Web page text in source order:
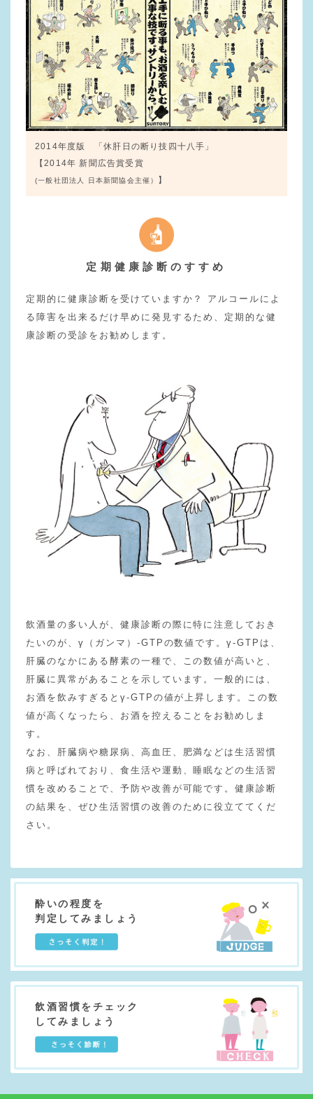
2014年度版 「休肝日の断り技四十八手」
【2014年 新聞広告賞受賞
(一般社団法人 日本新聞協会主催） 】
定期健康診断のすすめ
定期的に健康診断を受けていますか？ アルコールによ
る障害を出来るだけ早めに発見するため、定期的な健
康診断の受診をお勧めします。
飲酒量の多い人が、健康診断の際に特に注意しておき
たいのが、γ（ガンマ）-GTPの数値です。γ-GTPは、
肝臓のなかにある酵素の一種で、この数値が高いと、
肝臓に異常があることを示しています。一般的には、
お酒を飲みすぎるとγ-GTPの値が上昇します。この数
値が高くなったら、お酒を控えることをお勧めしま
す。
なお、肝臓病や糖尿病、高血圧、肥満などは生活習慣
病と呼ばれており、食生活や運動、睡眠などの生活習
慣を改めることで、予防や改善が可能です。健康診断
の結果を、ぜひ生活習慣の改善のために役立ててくだ
さい。
酔いの程度を
判定してみましょう
飲酒習慣をチェック
してみましょう